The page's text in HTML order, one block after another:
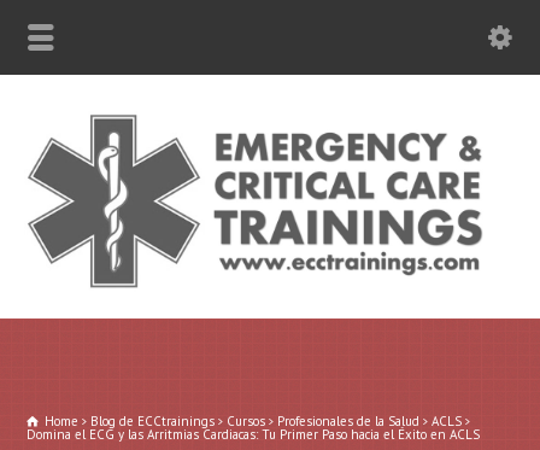
Home Blog de ECCtrainings Cursos Profesionales de la Salud ACLS
Domina el ECG y las Arritmias Cardiacas: Tu Primer Paso hacia el Éxito en ACLS